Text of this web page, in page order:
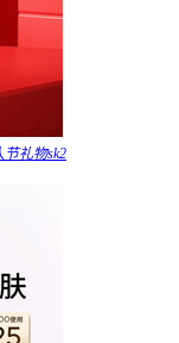
礼物sk2